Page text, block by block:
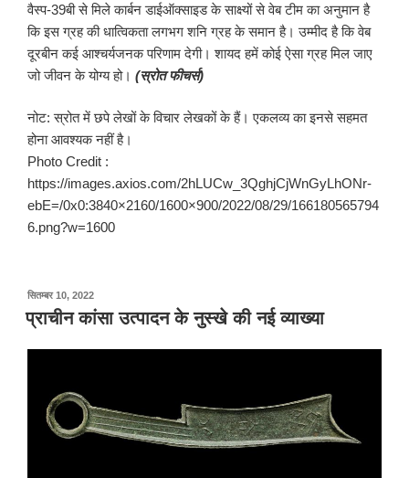
वैस्प-39बी से मिले कार्बन डाईऑक्साइड के साक्ष्यों से वेब टीम का अनुमान है
कि इस ग्रह की धात्विकता लगभग शनि ग्रह के समान है। उम्मीद है कि वेब
दूरबीन कई आश्चर्यजनक परिणाम देगी। शायद हमें कोई ऐसा ग्रह मिल जाए
जो जीवन के योग्य हो। (स्रोत फीचर्स)
नोट: स्रोत में छपे लेखों के विचार लेखकों के हैं। एकलव्य का इनसे सहमत
होना आवश्यक नहीं है।
Photo Credit :
https://images.axios.com/2hLUCw_3QghjCjWnGyLhONr-
ebE=/0x0:3840×2160/1600×900/2022/08/29/166180565794
6.png?w=1600
सितम्बर 10, 2022पर
प्रकाशित
किया
प्राचीन कांसा उत्पादन के नुस्खे की नई व्याख्या